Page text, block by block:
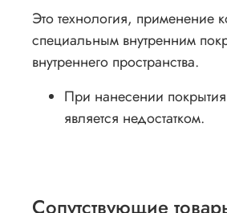
Это технология, применение
специальным внутренним
внутреннего пространства.
При нанесении
является недостатком.
Сопутствующие